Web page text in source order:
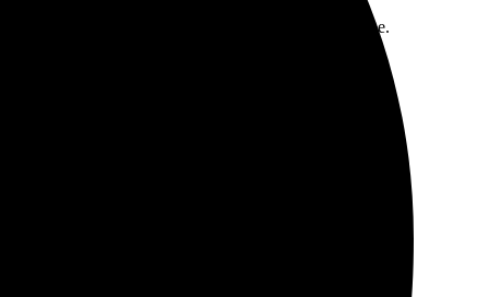
порадовал, рамка идеальная, качество отличное.
Оформление заняло всего несколько минут.